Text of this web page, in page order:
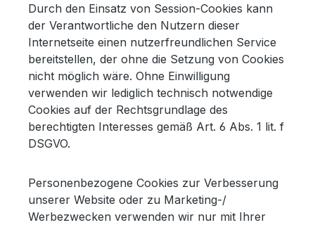
Durch den Einsatz von Session-Cookies kann
der Verantwortliche den Nutzern dieser
Internetseite einen nutzerfreundlichen Service
bereitstellen, der ohne die Setzung von Cookies
nicht möglich wäre. Ohne Einwilligung
verwenden wir lediglich technisch notwendige
Cookies auf der Rechtsgrundlage des
berechtigten Interesses gemäß Art. 6 Abs. 1 lit. f
DSGVO.
Personenbezogene Cookies zur Verbesserung
unserer Website oder zu Marketing-/
Werbezwecken verwenden wir nur mit Ihrer